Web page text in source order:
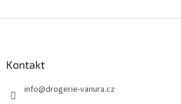
Kontakt
info@drogerie-vanura.cz